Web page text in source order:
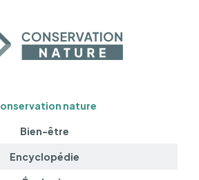
nature
Bien-être
Encyclopédie